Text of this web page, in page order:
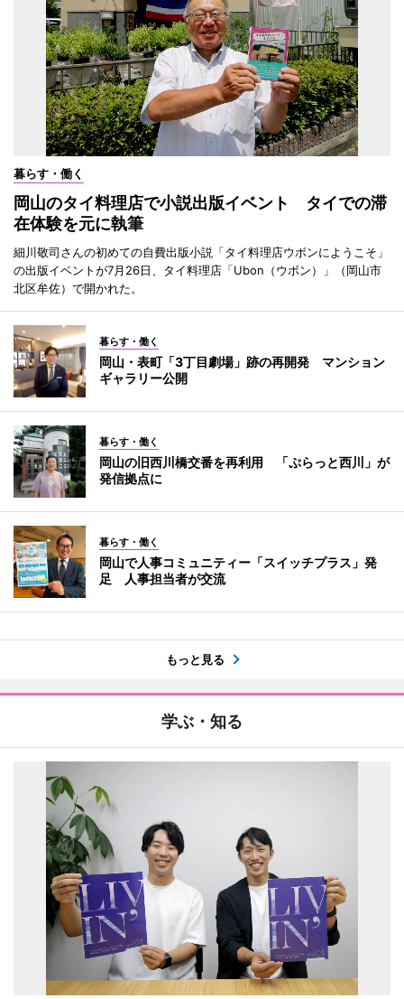
暮らす・働く
岡山のタイ料理店で小説出版イベント タイでの滞
在体験を元に執筆
細川敬司さんの初めての自費出版小説「タイ料理店ウボンにようこそ」
の出版イベントが7月26日、タイ料理店「Ubon（ウボン）」（岡山市
北区牟佐）で開かれた。
暮らす・働く
岡山・表町「3丁目劇場」跡の再開発 マンション
ギャラリー公開
暮らす・働く
岡山の旧西川橋交番を再利用 「ぷらっと西川」が
発信拠点に
暮らす・働く
岡山で人事コミュニティー「スイッチプラス」発
足 人事担当者が交流
もっと見る
学ぶ・知る